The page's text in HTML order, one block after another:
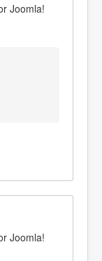
Joomla!
Joomla!